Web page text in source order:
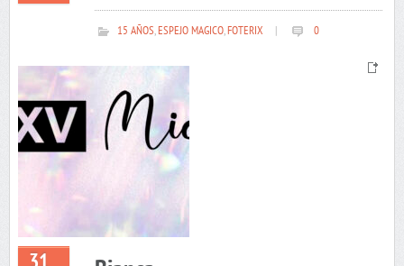
15 AÑOS,ESPEJO MAGICO,FOTERIX 0